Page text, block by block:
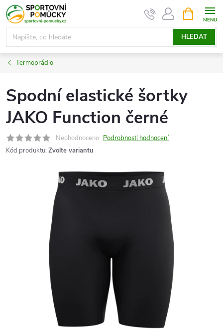
Přejít
na
obsah
HLEDAT
NÁKUPNÍ
KOŠÍK
Termoprádlo
Spodní elastické šortky
JAKO Function černé
Neohodnoceno Podrobnosti hodnocení
Kód produktu: Zvolte variantu